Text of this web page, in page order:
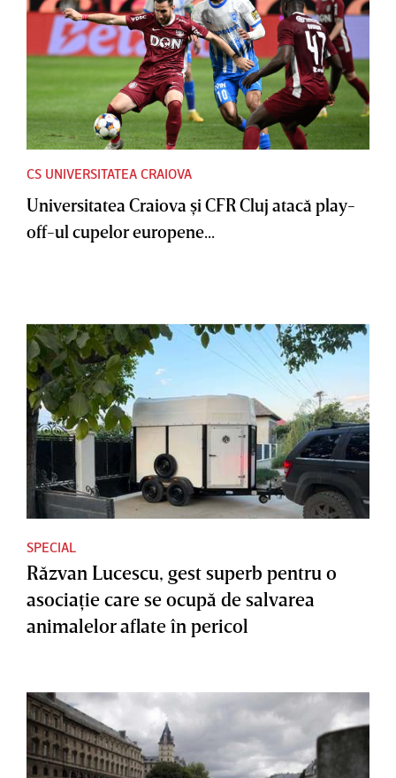
CS UNIVERSITATEA CRAIOVA
Universitatea Craiova şi CFR Cluj atacă play-
off-ul cupelor europene...
SPECIAL
Răzvan Lucescu, gest superb pentru o
asociaţie care se ocupă de salvarea
animalelor aflate în pericol